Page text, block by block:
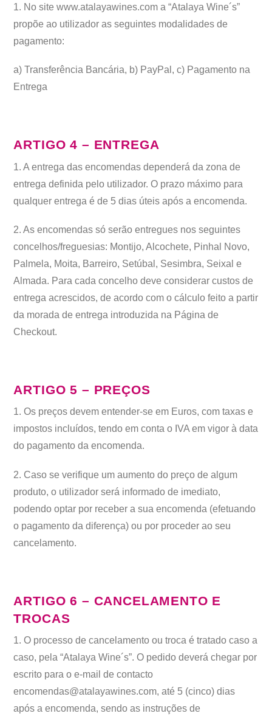
1. No site www.atalayawines.com a “Atalaya Wine´s”
propõe ao utilizador as seguintes modalidades de
pagamento:
a) Transferência Bancária, b) PayPal, c) Pagamento na
Entrega
ARTIGO 4 – ENTREGA
1. A entrega das encomendas dependerá da zona de
entrega definida pelo utilizador. O prazo máximo para
qualquer entrega é de 5 dias úteis após a encomenda.
2. As encomendas só serão entregues nos seguintes
concelhos/freguesias: Montijo, Alcochete, Pinhal Novo,
Palmela, Moita, Barreiro, Setúbal, Sesimbra, Seixal e
Almada. Para cada concelho deve considerar custos de
entrega acrescidos, de acordo com o cálculo feito a partir
da morada de entrega introduzida na Página de
Checkout.
ARTIGO 5 – PREÇOS
1. Os preços devem entender-se em Euros, com taxas e
impostos incluídos, tendo em conta o IVA em vigor à data
do pagamento da encomenda.
2. Caso se verifique um aumento do preço de algum
produto, o utilizador será informado de imediato,
podendo optar por receber a sua encomenda (efetuando
o pagamento da diferença) ou por proceder ao seu
cancelamento.
ARTIGO 6 – CANCELAMENTO E
TROCAS
1. O processo de cancelamento ou troca é tratado caso a
caso, pela “Atalaya Wine´s”. O pedido deverá chegar por
escrito para o e-mail de contacto
encomendas@atalayawines.com, até 5 (cinco) dias
após a encomenda, sendo as instruções de